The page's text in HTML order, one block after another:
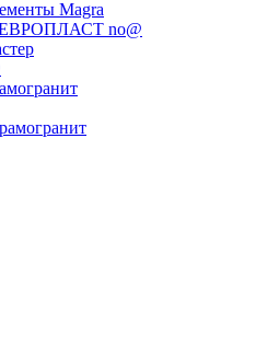
Magra
ЕВРОПЛАСТ no@